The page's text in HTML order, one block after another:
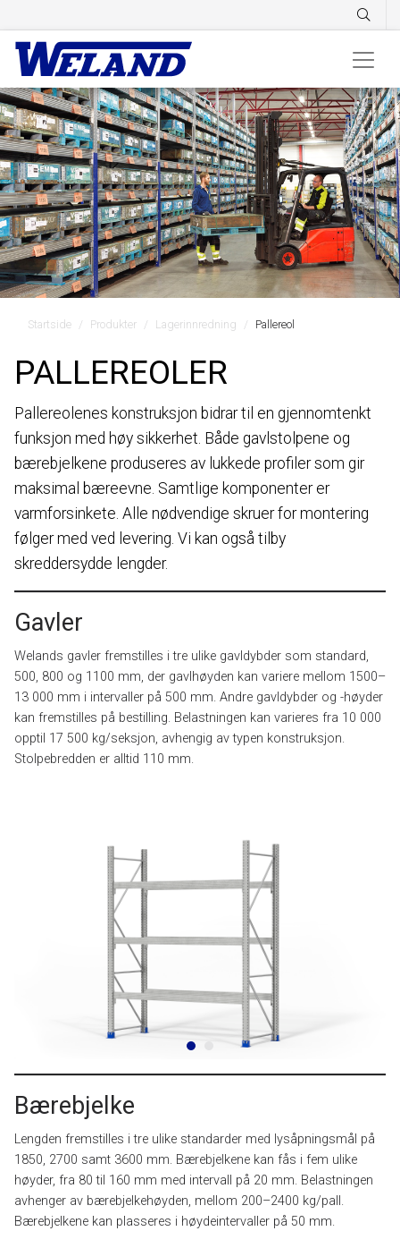
Startside Produkter Lagerinnredning Pallereol
PALLEREOLER
Pallereolenes konstruksjon bidrar til en gjennomtenkt
funksjon med høy sikkerhet. Både gavlstolpene og
bærebjelkene produseres av lukkede profiler som gir
maksimal bæreevne. Samtlige komponenter er
varmforsinkete. Alle nødvendige skruer for montering
følger med ved levering. Vi kan også tilby
skreddersydde lengder.
Gavler
Welands gavler fremstilles i tre ulike gavldybder som standard,
500, 800 og 1100 mm, der gavlhøyden kan variere mellom 1500–
13 000 mm i intervaller på 500 mm. Andre gavldybder og -høyder
kan fremstilles på bestilling. Belastningen kan varieres fra 10 000
opptil 17 500 kg/seksjon, avhengig av typen konstruksjon.
Stolpebredden er alltid 110 mm.
Bærebjelke
Lengden fremstilles i tre ulike standarder med lysåpningsmål på
1850, 2700 samt 3600 mm. Bærebjelkene kan fås i fem ulike
høyder, fra 80 til 160 mm med intervall på 20 mm. Belastningen
avhenger av bærebjelkehøyden, mellom 200–2400 kg/pall.
Bærebjelkene kan plasseres i høydeintervaller på 50 mm.